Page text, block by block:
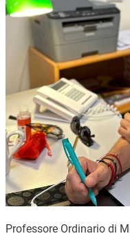
Professore Ordinario di